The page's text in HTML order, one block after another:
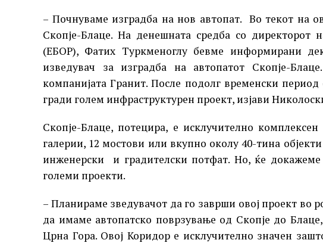
– Почнуваме изградба на нов автопат. Во текот на
Скопје-Блаце. На денешната средба со директорот
(ЕБОР), Фатих Туркменоглу бевме информирани
изведувач за изградба на автопатот Скопје-
компанијата Гранит. После подолг временски
гради голем инфраструктурен проект, изјави
Скопје-Блаце, потецира, е исклучително
галерии, 12 мостови или вкупно околу 40-тина
инженерски и градителски потфат. Но, ќе
големи проекти.
– Планираме зведувачот да го заврши овој проект во
да имаме автопатско поврзување од Скопје до
Црна Гора. Овој Коридор е исклучително значен